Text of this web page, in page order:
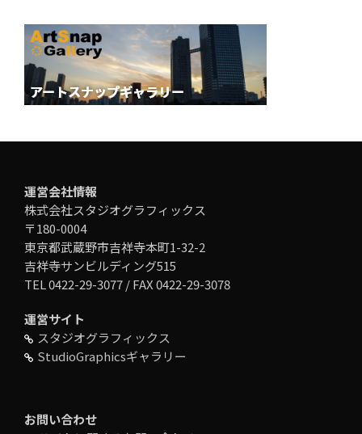
運営会社情報
株式会社スタジオグラフィックス
〒180-0004
東京都武蔵野市吉祥寺本町1-32-2
吉祥寺サンビルディング515
TEL 0422-29-3077 / FAX 0422-29-3078
運営サイト
スタジオグラフィックス
StudioGraphicsギャラリー
お問い合わせ